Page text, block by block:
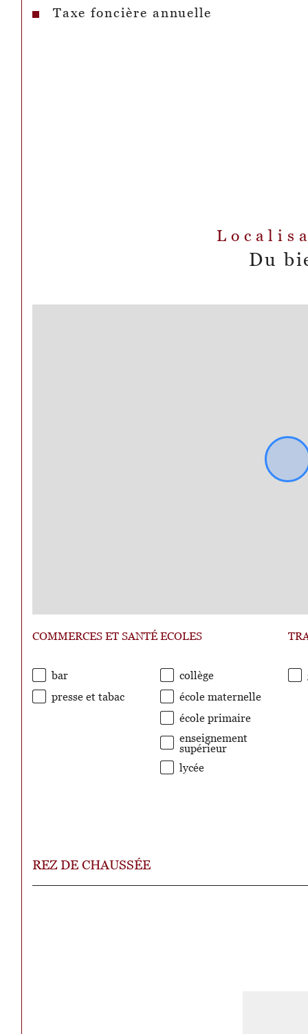
Taxe foncière annuelle
Du
COMMERCES ET SANTÉ
bar
presse et tabac
ECOLES
collège
école maternelle
école primaire
enseignement
supérieur
lycée
REZ DE CHAUSSÉE